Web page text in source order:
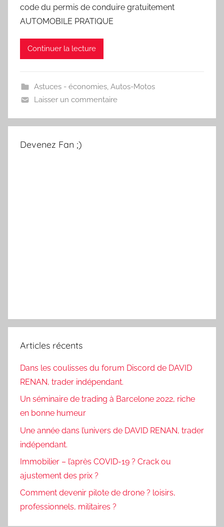
code du permis de conduire gratuitement
AUTOMOBILE PRATIQUE
Continuer la lecture
Astuces - économies, Autos-Motos
Laisser un commentaire
Devenez Fan ;)
Articles récents
Dans les coulisses du forum Discord de DAVID
RENAN, trader indépendant.
Un séminaire de trading à Barcelone 2022, riche
en bonne humeur
Une année dans l’univers de DAVID RENAN, trader
indépendant.
Immobilier – l’après COVID-19 ? Crack ou
ajustement des prix ?
Comment devenir pilote de drone ? loisirs,
professionnels, militaires ?